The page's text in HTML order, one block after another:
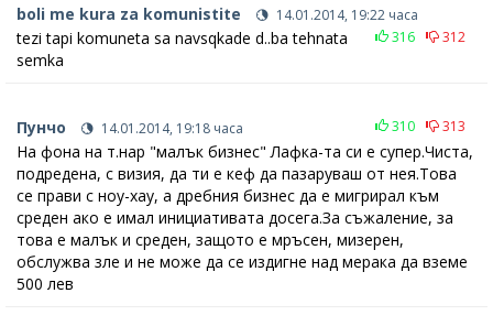
boli me kura za komunistite
14.01.2014, 19:22 часа
316
312
tezi tapi komuneta sa navsqkade d..ba tehnata
semka
Пунчо 14.01.2014, 19:18 часа 310 313
На фона на т.нар "малък бизнес" Лафка-та си е супер.Чиста,
подредена, с визия, да ти е кеф да пазаруваш от нея.Това
се прави с ноу-хау, а дребния бизнес да е мигрирал към
среден ако е имал инициативата досега.За съжаление, за
това е малък и среден, защото е мръсен, мизерен,
обслужва зле и не може да се издигне над мерака да вземе
500 лев